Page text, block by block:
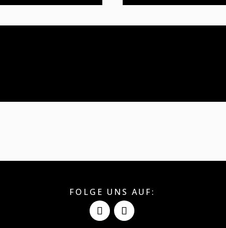
FOLGE UNS AUF: